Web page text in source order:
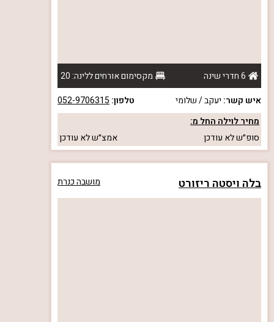
6 חדרי שינה
מקסימום אורחים ללינה: 20
איש קשר: יעקב / שלומי טלפון: 052-9706315
מחיר לוילה החל מ:
סופ״שלא עודכן אמצ״שלא עודכן
בלה ויסטה ריזורט מושבה כנרת